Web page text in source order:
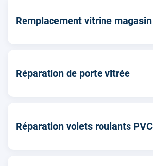
Remplacement vitrine magasin
Réparation de porte vitrée
Réparation volets roulants PVC